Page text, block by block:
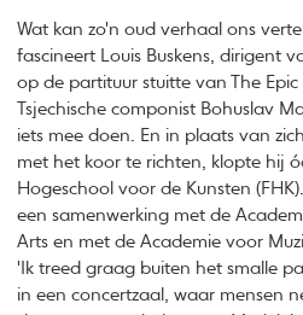
Wat kan zo'n oud verhaal ons
fascineert Louis Buskens, dirigent
op de partituur stuitte van The
Tsjechische componist Bohuslav
iets mee doen. En in plaats van
met het koor te richten, klopte hij
Hogeschool voor de Kunsten
een samenwerking met de
Arts en met de Academie voor
'Ik treed graag buiten het smalle
in een concertzaal, waar mensen